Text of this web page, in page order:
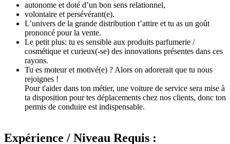
autonome et doté d’un bon sens relationnel,
volontaire et persévérant(e).
L’univers de la grande distribution t’attire et tu as un goût
prononcé pour la vente.
Le petit plus: tu es sensible aux produits parfumerie /
cosmétique et curieux(-se) des innovations présentes dans ces
rayons.
Tu es moteur et motivé(e) ? Alors on adorerait que tu nous
rejoignes !
Pour t'aider dans ton métier, une voiture de service sera mise à
ta disposition pour tes déplacements chez nos clients, donc ton
permis de conduire est indispensable.
Expérience / Niveau Requis :